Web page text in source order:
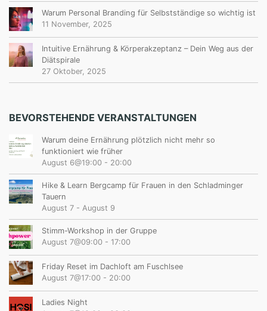
Warum Personal Branding für Selbstständige so wichtig ist
11 November, 2025
Intuitive Ernährung & Körperakzeptanz – Dein Weg aus der
Diätspirale
27 Oktober, 2025
BEVORSTEHENDE VERANSTALTUNGEN
Warum deine Ernährung plötzlich nicht mehr so
funktioniert wie früher
August 6@19:00 - 20:00
Hike & Learn Bergcamp für Frauen in den Schladminger
Tauern
August 7 - August 9
Stimm-Workshop in der Gruppe
August 7@09:00 - 17:00
Friday Reset im Dachloft am Fuschlsee
August 7@17:00 - 20:00
Ladies Night